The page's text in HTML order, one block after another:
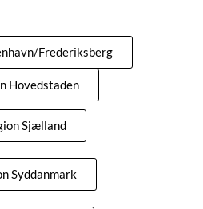
Frederiksberg
Hovedstaden
Sjælland
Syddanmark